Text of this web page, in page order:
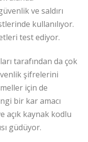
ve saldırı
kullanılıyor.
test ediyor.
tarafından da çok
şifrelerini
için de
bir kar amacı
açık kaynak kodlu
güdüyor.